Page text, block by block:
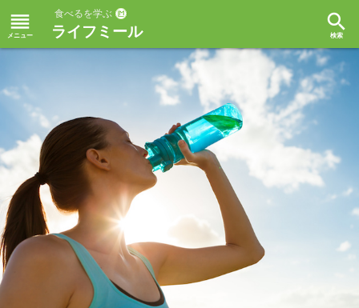
reorder 食べるを学ぶ
ライフミール search